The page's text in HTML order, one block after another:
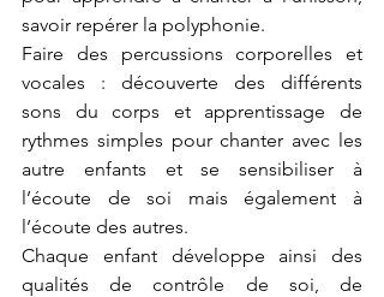
savoir repérer la polyphonie.
Faire des percussions corporelles et
vocales : découverte des différents
sons du corps et apprentissage de
rythmes simples pour chanter avec les
autre enfants et se sensibiliser à
l’écoute de soi mais également à
l’écoute des autres.
Chaque enfant développe ainsi des
qualités de contrôle de soi, de